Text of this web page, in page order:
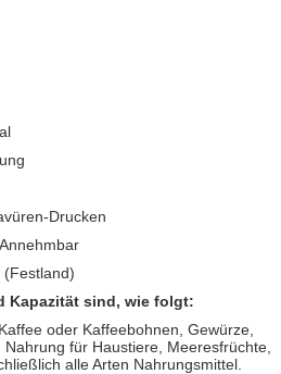
Drucken
(Festland)
Kapazität sind, wie folgt:
oder Kaffeebohnen, Gewürze,
für Haustiere, Meeresfrüchte,
alle Arten Nahrungsmittel.